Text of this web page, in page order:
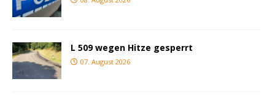
L 509 wegen Hitze gesperrt
07. August 2026